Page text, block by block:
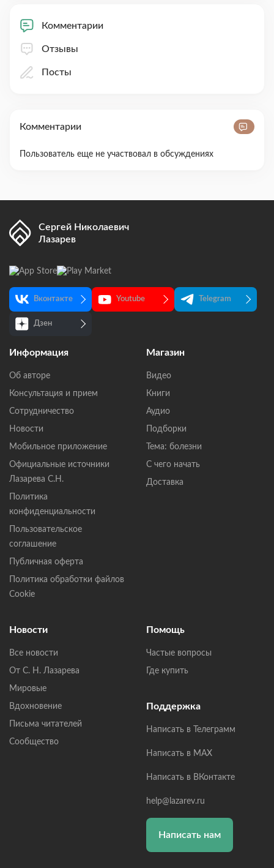
Комментарии
Отзывы
Посты
Комментарии
Пользователь еще не участвовал в обсуждениях
Сергей Николаевич
Лазарев
Вконтакте Youtube Telegram
Дзен
Информация
Об авторе
Консультация и прием
Сотрудничество
Новости
Мобильное приложение
Официальные источники
Лазарева С.Н.
Политика
конфиденциальности
Пользовательское
соглашение
Публичная оферта
Политика обработки файлов
Cookie
Магазин
Видео
Книги
Аудио
Подборки
Тема: болезни
С чего начать
Доставка
Новости
Все новости
От С. Н. Лазарева
Мировые
Вдохновение
Письма читателей
Сообщество
Помощь
Частые вопросы
Где купить
Поддержка
Написать в Телеграмм
Написать в MAX
Написать в ВКонтакте
help@lazarev.ru
Написать нам